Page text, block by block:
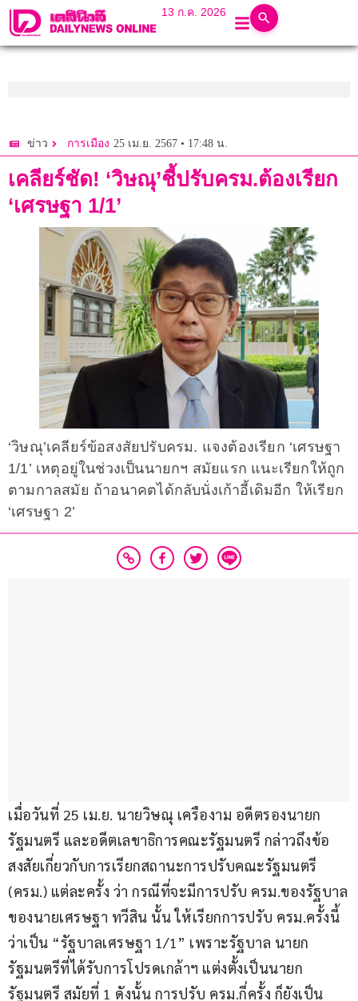
13 ก.ค. 2026
ข่าว การเมือง 25 เม.ย. 2567 • 17:48 น.
เคลียร์ชัด! ‘วิษณุ’ชี้ปรับครม.ต้องเรียก
‘เศรษฐา 1/1’
‘วิษณุ’เคลียร์ข้อสงสัยปรับครม. แจงต้องเรียก ‘เศรษฐา
1/1’ เหตุอยู่ในช่วงเป็นนายกฯ สมัยแรก แนะเรียกให้ถูก
ตามกาลสมัย ถ้าอนาคตได้กลับนั่งเก้าอี้เดิมอีก ให้เรียก
‘เศรษฐา 2’
เมื่อวันที่ 25 เม.ย. นายวิษณุ เครืองาม อดีตรองนายก
รัฐมนตรี และอดีตเลขาธิการคณะรัฐมนตรี กล่าวถึงข้อ
สงสัยเกี่ยวกับการเรียกสถานะการปรับคณะรัฐมนตรี
(ครม.) แต่ละครั้ง ว่า กรณีที่จะมีการปรับ ครม.ของรัฐบาล
ของนายเศรษฐา ทวีสิน นั้น ให้เรียกการปรับ ครม.ครั้งนี้
ว่าเป็น “รัฐบาลเศรษฐา 1/1” เพราะรัฐบาล นายก
รัฐมนตรีที่ได้รับการโปรดเกล้าฯ แต่งตั้งเป็นนายก
รัฐมนตรี สมัยที่ 1 ดังนั้น การปรับ ครม.กี่ครั้ง ก็ยังเป็น